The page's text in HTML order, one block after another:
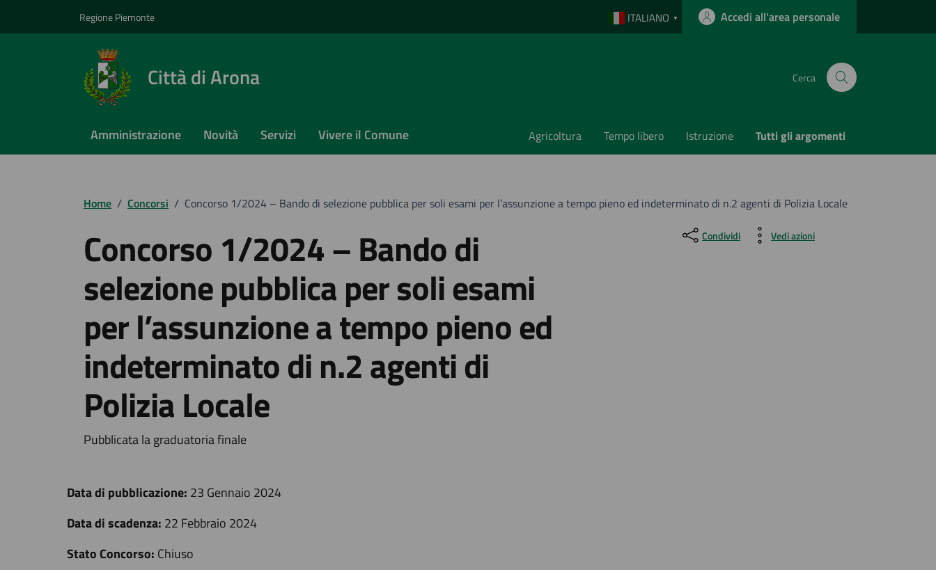
Regione Piemonte ITALIANO ▼ Accedi all'area personale
Città di Arona Cerca
Amministrazione Novità Servizi Vivere il Comune Agricoltura Tempo libero Istruzione Tutti gli argomenti
Home / Concorsi / Concorso 1/2024 – Bando di selezione pubblica per soli esami per l’assunzione a tempo pieno ed indeterminato di n.2 agenti di Polizia Locale
Concorso 1/2024 – Bando di
selezione pubblica per soli esami
per l’assunzione a tempo pieno ed
indeterminato di n.2 agenti di
Polizia Locale
Pubblicata la graduatoria finale
Condividi Vedi azioni
Data di pubblicazione: 23 Gennaio 2024
Data di scadenza: 22 Febbraio 2024
Stato Concorso: Chiuso